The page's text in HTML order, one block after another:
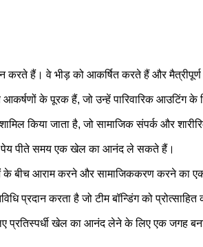
हैं। वे भीड़ को आकर्षित करते हैं और मैत्रीपूर्ण
के पूरक हैं, जो उन्हें पारिवारिक आउटिंग के
जाता है, जो सामाजिक संपर्क और शारीरिक
पेय पीते समय एक खेल का आनंद ले सकते हैं।
के बीच आराम करने और सामाजिककरण करने का
प्रदान करता है जो टीम बॉन्डिंग को प्रोत्साहित
प्रतिस्पर्धी खेल का आनंद लेने के लिए एक जगह